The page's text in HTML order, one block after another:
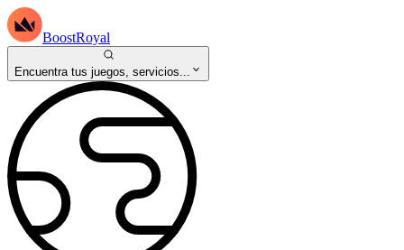
BoostRoyal
Encuentra tus juegos, servicios...